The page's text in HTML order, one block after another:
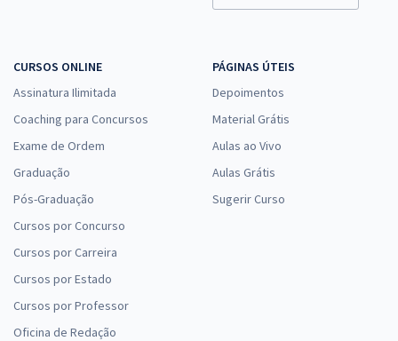
CURSOS ONLINE
Assinatura Ilimitada
Coaching para Concursos
Exame de Ordem
Graduação
Pós-Graduação
Cursos por Concurso
Cursos por Carreira
Cursos por Estado
Cursos por Professor
Oficina de Redação
PÁGINAS ÚTEIS
Depoimentos
Material Grátis
Aulas ao Vivo
Aulas Grátis
Sugerir Curso